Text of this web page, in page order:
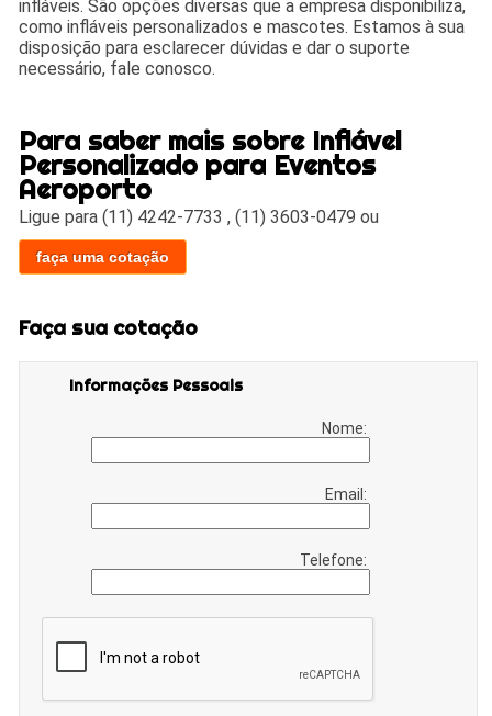
infláveis. São opções diversas que a empresa disponibiliza,
como infláveis personalizados e mascotes. Estamos à sua
disposição para esclarecer dúvidas e dar o suporte
necessário, fale conosco.
Para saber mais sobre Inflável
Personalizado para Eventos
Aeroporto
Ligue para(11) 4242-7733 ,(11) 3603-0479 ou
faça uma cotação
Faça sua cotação
Informações Pessoais
Nome:
Email:
Telefone: